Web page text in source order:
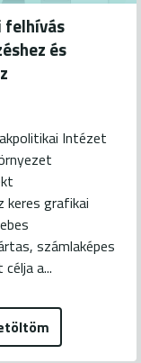
és
Intézet
keres grafikai
számlaképes
a...